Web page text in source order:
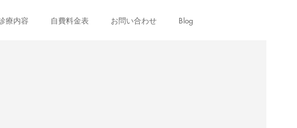
療内容 自費料金表 お問い合わせ Blog